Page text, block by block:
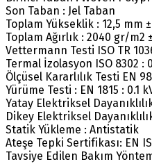
Son Taban : Jel Taban
Toplam Yükseklik : 12,5 mm
Toplam Ağırlık : 2040 gr/m2
Vettermann Testi ISO TR
Termal İzolasyon ISO 8302 :
Ölçüsel Kararlılık Testi EN
Yürüme Testi : EN 1815 : 0.1
Yatay Elektriksel
Dikey Elektriksel
Statik Yükleme : Antistatik
Ateşe Tepki Sertifikası: EN
Tavsiye Edilen Bakım